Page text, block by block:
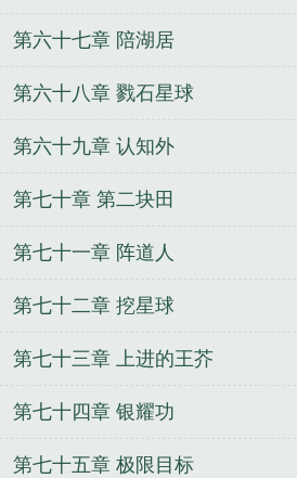
第六十七章 陪湖居
第六十八章 戮石星球
第六十九章 认知外
第七十章 第二块田
第七十一章 阵道人
第七十二章 挖星球
第七十三章 上进的王芥
第七十四章 银耀功
第七十五章 极限目标